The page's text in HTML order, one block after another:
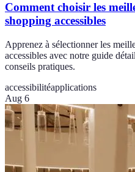
Comment choisir les
shopping accessibles
Apprenez à sélectionner les
accessibles avec notre guide
conseils pratiques.
accessibilitéapplications
Aug 6